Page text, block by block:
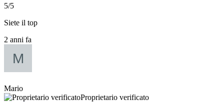
5/5
Siete il top
2 anni fa
Mario
Proprietario verificato